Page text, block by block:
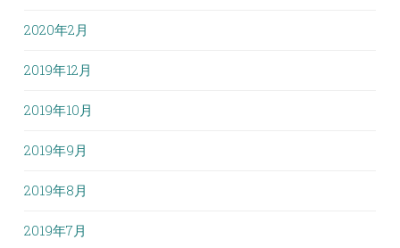
2020年2月
2019年12月
2019年10月
2019年9月
2019年8月
2019年7月